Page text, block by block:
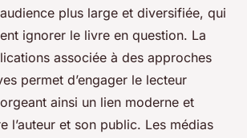
plus large et diversifiée, qui
ignorer le livre en question. La
associée à des approches
permet d’engager le lecteur
ainsi un lien moderne et
l’auteur et son public. Les médias